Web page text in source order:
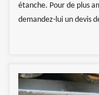
étanche. Pour de plus
demandez-lui un devis